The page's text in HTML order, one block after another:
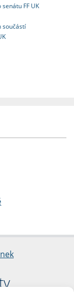
FF UK
součástí